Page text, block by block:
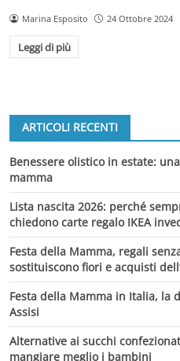
Marina Esposito 24 Ottobre 2024
Leggi di più
ARTICOLI RECENTI
Benessere olistico in estate:
mamma
Lista nascita 2026: perché
chiedono carte regalo IKEA
Festa della Mamma, regali
sostituiscono fiori e acquisti
Festa della Mamma in Italia, la
Assisi
Alternative ai succhi
mangiare meglio i bambini